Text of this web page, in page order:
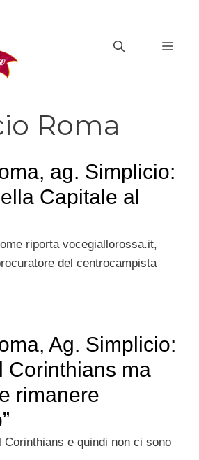
Roma
ag. Simplicio:
Capitale al
riporta vocegiallorossa.it,
del centrocampista
Ag. Simplicio:
Corinthians ma
rimanere
Corinthians e quindi non ci sono